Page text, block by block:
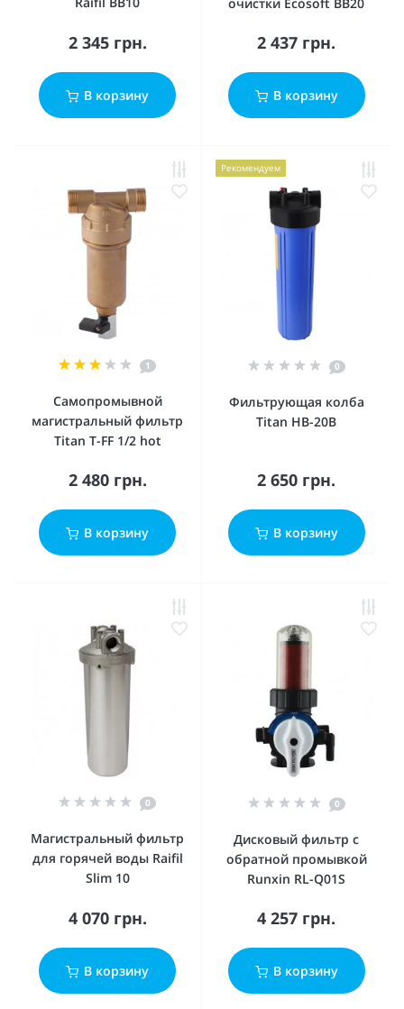
2 345 грн.
В корзину
2 437 грн.
В корзину
1
Самопромывной
магистральный фильтр
Titan T-FF 1/2 hot
2 480 грн.
В корзину
Рекомендуем
0
Фильтрующая колба
Titan HB-20B
2 650 грн.
В корзину
0
Магистральный фильтр
для горячей воды Raifil
Slim 10
4 070 грн.
В корзину
0
Дисковый фильтр с
обратной промывкой
Runxin RL-Q01S
4 257 грн.
В корзину